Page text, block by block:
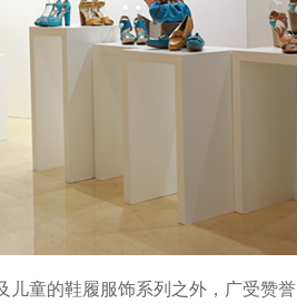
儿童的鞋履服饰系列之外，广受赞